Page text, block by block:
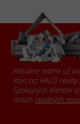
Aktuálne máme už
ktorí cez HALO
Spokojných klientov
našich realitných